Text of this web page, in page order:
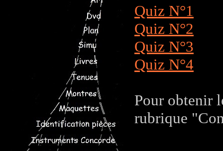
Quiz N°1
Quiz N°2
Quiz N°3
Quiz N°4
Pour obtenir
rubrique